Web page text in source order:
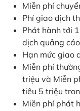
Miễn phí
Phí giao dịch
Phát hành tới
dịch quảng
Hạn mức giao
Miễn phí
triệu và Miễn
tiêu 5 triệu
Miễn phí phát